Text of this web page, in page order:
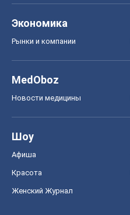
Экономика
Рынки и компании
MedOboz
Новости медицины
Шоу
Афиша
Красота
Женский Журнал